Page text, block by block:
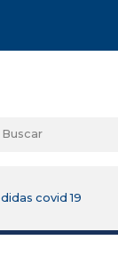
covid 19